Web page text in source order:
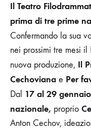
Il Teatro
prima di tre prime
Confermando la sua
nei prossimi tre mesi
nuova produzione, Il
Cechoviana e Per
Dal 17 al 29
nazionale, proprio
Anton Cechov,